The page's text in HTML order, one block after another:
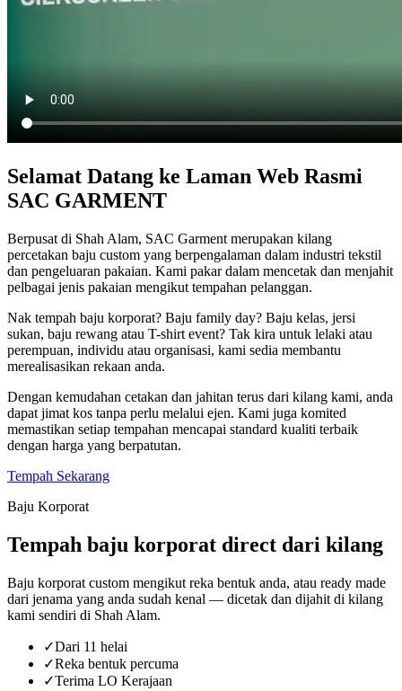
Selamat Datang ke Laman Web Rasmi
SAC GARMENT
Berpusat di Shah Alam, SAC Garment merupakan kilang
percetakan baju custom yang berpengalaman dalam industri tekstil
dan pengeluaran pakaian. Kami pakar dalam mencetak dan menjahit
pelbagai jenis pakaian mengikut tempahan pelanggan.
Nak tempah baju korporat? Baju family day? Baju kelas, jersi
sukan, baju rewang atau T-shirt event? Tak kira untuk lelaki atau
perempuan, individu atau organisasi, kami sedia membantu
merealisasikan rekaan anda.
Dengan kemudahan cetakan dan jahitan terus dari kilang kami, anda
dapat jimat kos tanpa perlu melalui ejen. Kami juga komited
memastikan setiap tempahan mencapai standard kualiti terbaik
dengan harga yang berpatutan.
Tempah Sekarang
Baju Korporat
Tempah baju korporat direct dari kilang
Baju korporat custom mengikut reka bentuk anda, atau ready made
dari jenama yang anda sudah kenal — dicetak dan dijahit di kilang
kami sendiri di Shah Alam.
✓Dari 11 helai
✓Reka bentuk percuma
✓Terima LO Kerajaan